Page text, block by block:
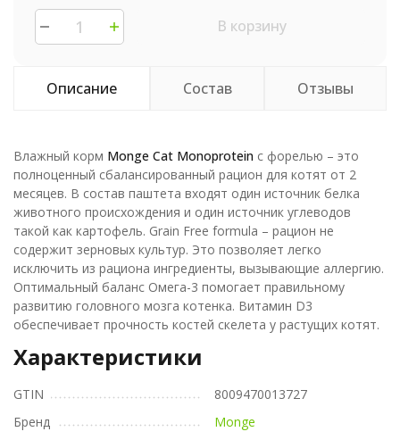
В корзину
Описание Состав Отзывы
Влажный корм Monge Cat Monoprotein с форелью – это
полноценный сбалансированный рацион для котят от 2
месяцев. В состав паштета входят один источник белка
животного происхождения и один источник углеводов
такой как картофель. Grain Free formula – рацион не
содержит зерновых культур. Это позволяет легко
исключить из рациона ингредиенты, вызывающие аллергию.
Оптимальный баланс Омега-3 помогает правильному
развитию головного мозга котенка. Витамин D3
обеспечивает прочность костей скелета у растущих котят.
Характеристики
GTIN
8009470013727
Бренд
Monge